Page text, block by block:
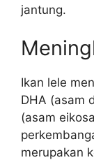
jantung.
Ikan lele
DHA (asam
(asam
merupakan